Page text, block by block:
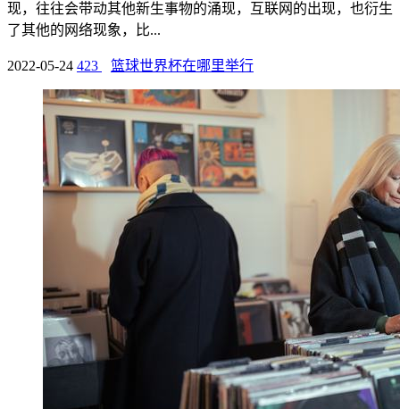
现，往往会带动其他新生事物的涌现，互联网的出现，也衍生
了其他的网络现象，比...
2022-05-24 423 篮球世界杯在哪里举行